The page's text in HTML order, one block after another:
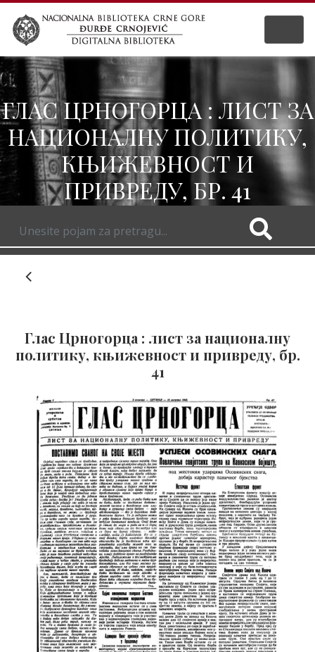
ГЛАС ЦРНОГОРЦА : ЛИСТ ЗА
НАЦИОНАЛНУ ПОЛИТИКУ,
КЊИЖЕВНОСТ И
ПРИВРЕДУ, БР. 41
Глас Црногорца : лист за националну
политику, књижевност и привреду, бр.
41